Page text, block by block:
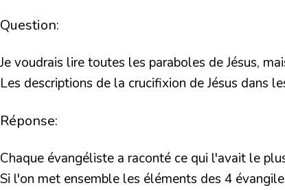
Question:
Je voudrais lire toutes les paraboles de Jésus,
Les descriptions de la crucifixion de Jésus dans
Réponse:
Chaque évangéliste a raconté ce qui l'avait le
Si l'on met ensemble les éléments des 4